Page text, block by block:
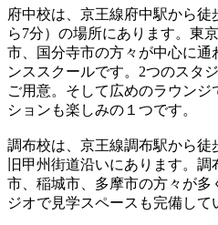
府中校は、京王線府中駅から
ら7分）の場所にあります。東
市、国分寺市の方々が中心に
ンススクールです。2つのスタ
ご用意。そして広めのラウン
ションも楽しみの１つです。
調布校は、京王線調布駅から徒
旧甲州街道沿いにあります。
市、稲城市、多摩市の方々が多
ジオで見学スペースも完備して